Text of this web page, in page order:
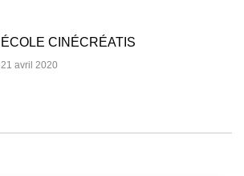
ÉCOLE CINÉCRÉATIS
21 avril 2020